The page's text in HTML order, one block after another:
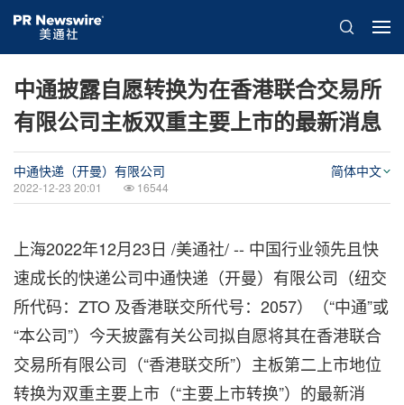
中通披露自愿转换为在香港联合交易所
有限公司主板双重主要上市的最新消息
中通快递（开曼）有限公司
2022-12-23 20:01 16544
简体中文
上海2022年12月23日 /美通社/ -- 中国行业领先且快
速成长的快递公司中通快递（开曼）有限公司（纽交
所代码：ZTO 及香港联交所代号：2057）（“中通”或
“本公司”）今天披露有关公司拟自愿将其在香港联合
交易所有限公司（“香港联交所”）主板第二上市地位
转换为双重主要上市（“主要上市转换”）的最新消